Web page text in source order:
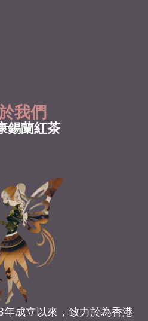
我們
錫蘭紅茶
成立以來，致力於為香港